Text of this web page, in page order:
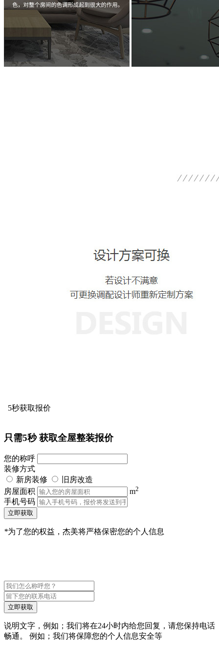
5秒获取报价
只需5秒获取全屋整装报价
您的称呼
装修方式
新房装修
旧房改造
房屋面积
m2
手机号码
立即获取
*为了您的权益，杰美将严格保密您的个人信息
立即获取
说明文字，例如；我们将在24小时内给您回复，请您保持电话
畅通。 例如；我们将保障您的个人信息安全等